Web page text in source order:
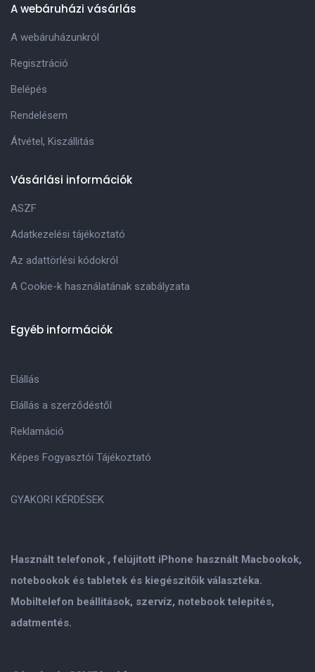
Használt telefonok , felújitott iPhone használt Macbookok,
notebookok és tabletek és kiegészitőik választéka.
Mobiltelefon beállitások, szervíz, notebook telepités,
adatmentés.
A webáruházi vásárlás
A webáruházunkról
Regisztráció
Belépés
Rendelésem
Átvétel, Kiszállitás
Vásárlási információk
ASZF
Adatkezelési tájékoztató
Az adattörlési kódokról
A Cookie-k használatának szabályzata
Egyéb információk
Elállás
Elállás a szerződéstől
Reklamáció
Képes Fogyasztói Tájékoztató
GYAKORI KÉRDÉSEK